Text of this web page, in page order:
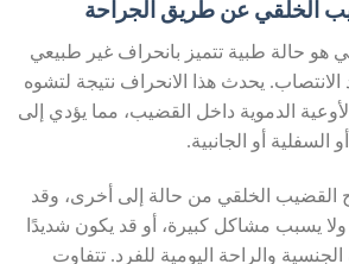
الخلقي عن طريق الجراحة
هو حالة طبية تتميز بانحراف غير طبيعي
يحدث هذا الانحراف نتيجة لتشوه
الدموية داخل القضيب، مما يؤدي إلى
السفلية أو الجانبية.
القضيب الخلقي من حالة إلى أخرى، وقد
يسبب مشاكل كبيرة، أو قد يكون شديدًا
والراحة اليومية للفرد. تتفاوت